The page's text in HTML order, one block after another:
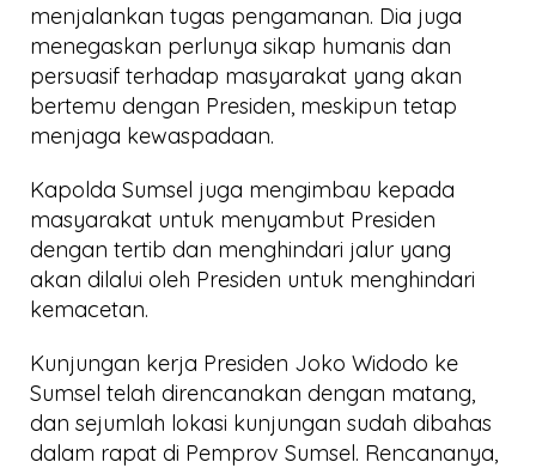
menjalankan tugas pengamanan. Dia juga
menegaskan perlunya sikap humanis dan
persuasif terhadap masyarakat yang akan
bertemu dengan Presiden, meskipun tetap
menjaga kewaspadaan.
Kapolda Sumsel juga mengimbau kepada
masyarakat untuk menyambut Presiden
dengan tertib dan menghindari jalur yang
akan dilalui oleh Presiden untuk menghindari
kemacetan.
Kunjungan kerja Presiden Joko Widodo ke
Sumsel telah direncanakan dengan matang,
dan sejumlah lokasi kunjungan sudah dibahas
dalam rapat di Pemprov Sumsel. Rencananya,